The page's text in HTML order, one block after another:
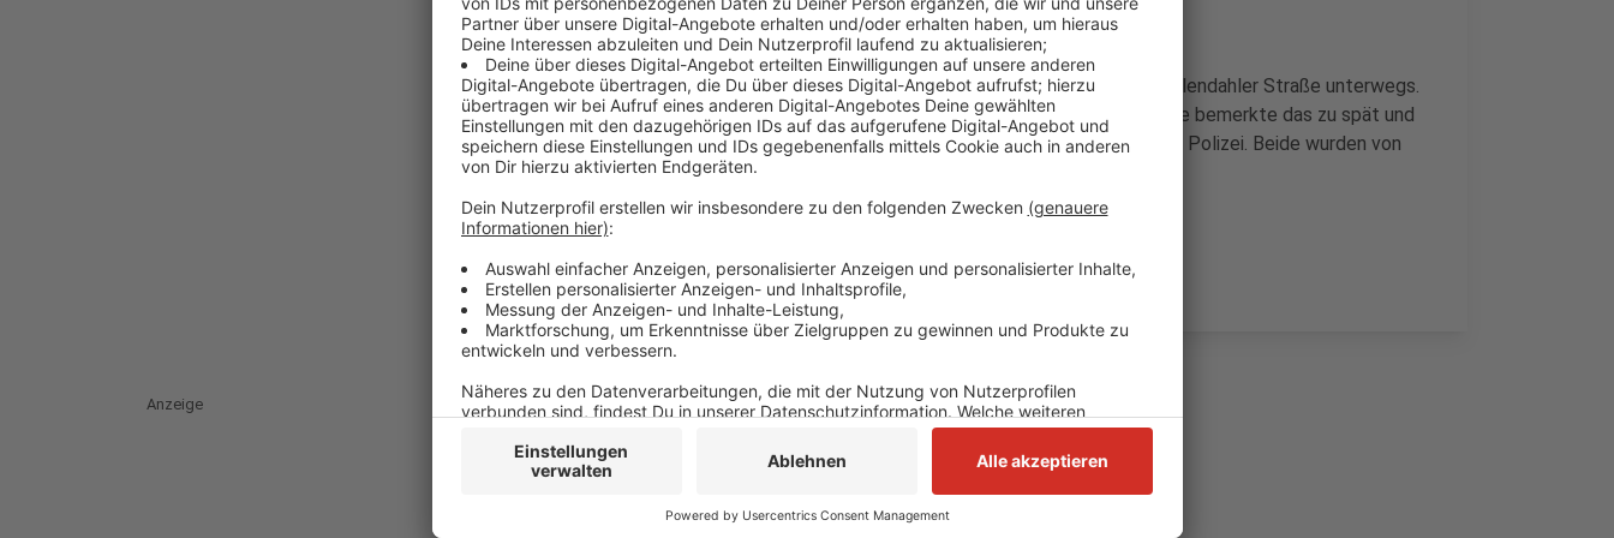
Die beiden Motorradfahrer waren auf zwei Maschinen auf der Kuhlendahler Straße unterwegs.
Verkehrsbedingt mussten einige Autos abbremsen. Der 19-Jährige bemerkte das zu spät und
stieß mit dem Motorrad der 18-Jährigen zusammen, berichtet die Polizei. Beide wurden von
ihren Maschinen geschleudert.
Anzeige